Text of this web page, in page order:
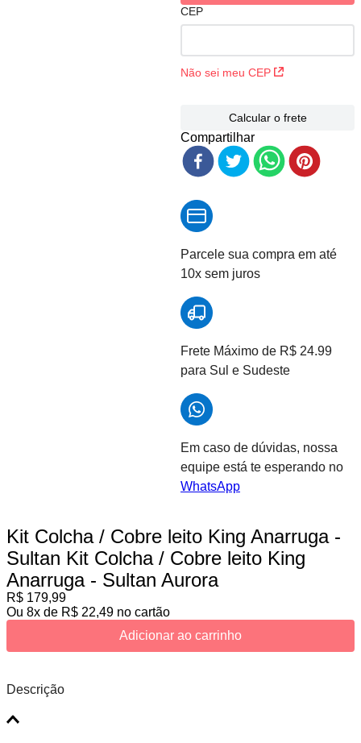
CEP
Não sei meu CEP
Calcular o frete
Compartilhar
Parcele sua compra em até
10x sem juros
Frete Máximo de R$ 24.99
para Sul e Sudeste
Em caso de dúvidas, nossa
equipe está te esperando no
WhatsApp
Kit Colcha / Cobre leito King Anarruga -
Sultan Kit Colcha / Cobre leito King
Anarruga - Sultan Aurora
R$ 179,99
Ou 8x de R$ 22,49 no cartão
Adicionar ao carrinho
Descrição